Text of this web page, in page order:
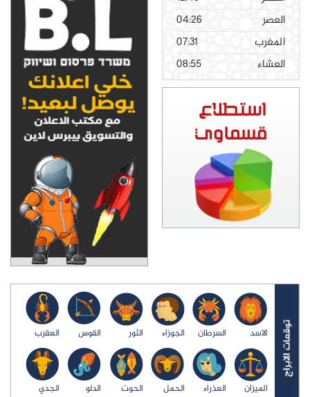
04:26
07:31
08:55
الجوزاء الثور القوس العقرب
الحمل الحوت الدلو الجدي